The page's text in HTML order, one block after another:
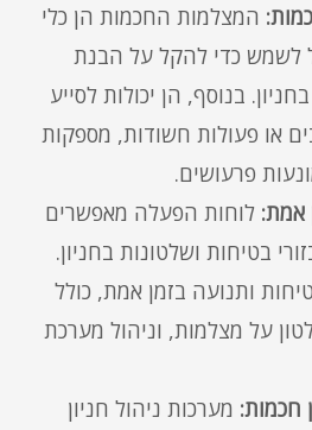
המצלמות החכמות הן כלי
לשמש כדי להקל על הבנת
בנוסף, הן יכולות לסייע
או פעולות חשודות, מספקות
פרעושים.
אמת: לוחות הפעלה מאפשרים
בטיחות ושלטונות בחניון.
ותנועה בזמן אמת, כולל
על מצלמות, וניהול מערכת
חכמות: מערכות ניהול חניון